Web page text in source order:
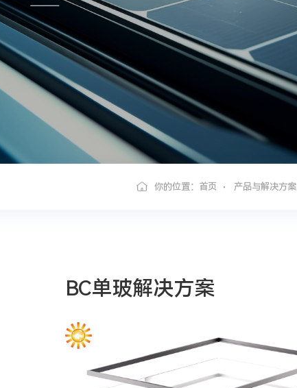
你的位置： 首页 产品与解决方案
BC单玻解决方案